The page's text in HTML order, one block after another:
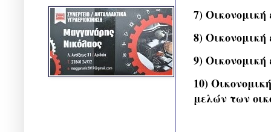
7)
8)
9)
10)
μελών των